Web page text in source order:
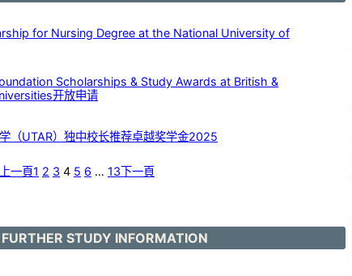
for Nursing Degree at the National University of
Scholarships & Study Awards at British &
开放申请
学（UTAR）独中校长推荐卓越奖学金2025
上一頁1 2 3 4 5 6 … 13下一頁
STUDY INFORMATION